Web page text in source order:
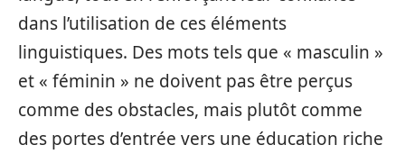
dans l’utilisation de ces éléments
linguistiques. Des mots tels que « masculin »
et « féminin » ne doivent pas être perçus
comme des obstacles, mais plutôt comme
des portes d’entrée vers une éducation riche